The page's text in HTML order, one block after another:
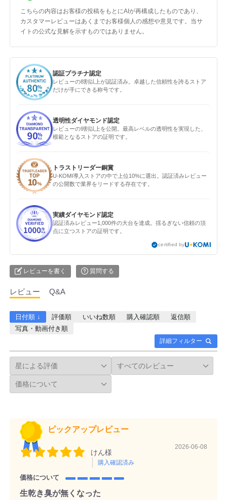
こちらの内容はお客様の投稿をもとにAIが再構成したものであり、
カスタマーレビューはあくまでお客様個人の感想や意見です。当サ
イトの公式な見解を示すものではありません。
認証プラチナ認定
レビューの8割以上が認証済み。卓越した信頼性を誇るストア
だけが手にできる称号です。
透明性ダイヤモンド認定
レビューの9割以上を公開。最高レベルの透明性を実現した、
模範となるストアの証明です。
トラストリーダー銅賞
U-KOMI導入ストアの中で上位10%に選出。認証済みレビュー
の公開数で業界をリードする存在です。
実績ダイヤモンド認定
認証済みレビュー1,000件の大台を達成。揺るぎない信頼の頂
点に立つストアの証明です。
certified by
レビューを書く 質問する
レビュー Q&A
詳細フィルター
日付順 ↓ 評価順 いいね数順 購入確認順
返信順
写真・動画付き順
ピックアップレビュー
けん様
購入確認済み
2026-06-08
価格について
生乾き臭が無くなった